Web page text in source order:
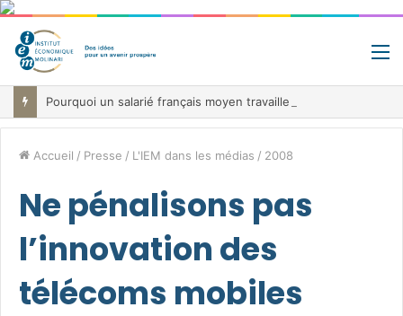
Accueil / Presse / L'IEM dans les médias / 2008
Ne pénalisons pas
l’innovation des
télécoms mobiles